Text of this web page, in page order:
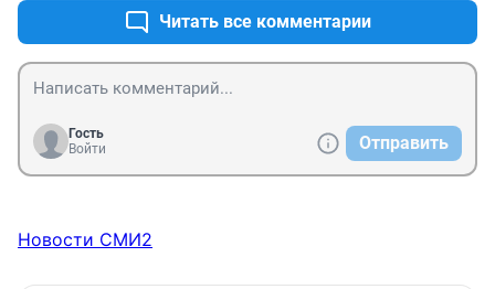
Читать все комментарии
Гость
Войти
Отправить
Новости СМИ2